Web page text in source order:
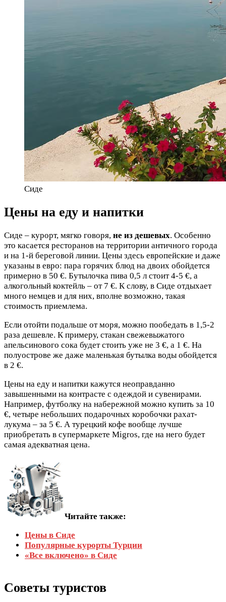
Сиде
Цены на еду и напитки
Сиде – курорт, мягко говоря, не из дешевых. Особенно
это касается ресторанов на территории античного города
и на 1-й береговой линии. Цены здесь европейские и даже
указаны в евро: пара горячих блюд на двоих обойдется
примерно в 50 €. Бутылочка пива 0,5 л стоит 4-5 €, а
алкогольный коктейль – от 7 €. К слову, в Сиде отдыхает
много немцев и для них, вполне возможно, такая
стоимость приемлема.
Если отойти подальше от моря, можно пообедать в 1,5-2
раза дешевле. К примеру, стакан свежевыжатого
апельсинового сока будет стоить уже не 3 €, а 1 €. На
полуострове же даже маленькая бутылка воды обойдется
в 2 €.
Цены на еду и напитки кажутся неоправданно
завышенными на контрасте с одеждой и сувенирами.
Например, футболку на набережной можно купить за 10
€, четыре небольших подарочных коробочки рахат-
лукума – за 5 €. А турецкий кофе вообще лучше
приобретать в супермаркете Migros, где на него будет
самая адекватная цена.
Читайте также:
Цены в Сиде
Популярные курорты Турции
«Все включено» в Сиде
Советы туристов